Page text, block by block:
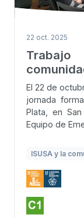
22 oct. 2025
El 22 de
jornada
Plata, en
Equipo de
ISUSA y la